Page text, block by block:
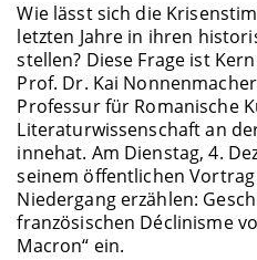
Wie lässt sich die
letzten Jahre in ihren
stellen? Diese Frage ist
Prof. Dr. Kai
Professur für Romanische
Literaturwissenschaft an
innehat. Am Dienstag, 4.
seinem öffentlichen
Niedergang erzählen:
französischen Déclinisme
Macron“ ein.